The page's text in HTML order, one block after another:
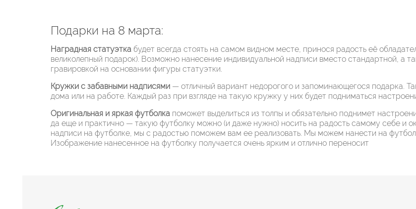
Подарки на 8 марта:
Наградная статуэтка будет всегда стоять на самом видном месте, принося радость её
великолепный подарок). Возможно нанесение индивидуальной надписи вместо стандартной, а
гравировкой на основании фигуры статуэтки.
Кружки с забавными надписями — отличный вариант недорогого и запоминающегося подарка.
дома или на работе. Каждый раз при взгляде на такую кружку у них будет подниматься
Оригинальная и яркая футболка поможет выделиться из толпы и обязательно поднимет
да еще и практично — такую футболку можно (и даже нужно) носить на радость самому себе и
надписи на футболке, мы с радостью поможем вам ее реализовать. Мы можем нанести на
Изображение нанесенное на футболку получается очень ярким и отлично переносит